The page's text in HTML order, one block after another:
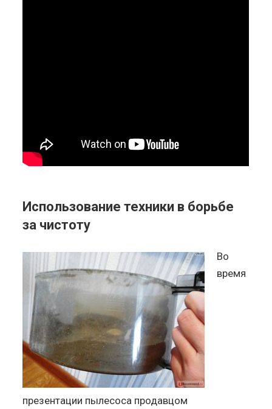
Использование техники в борьбе
за чистоту
Во
время
презентации пылесоса продавцом